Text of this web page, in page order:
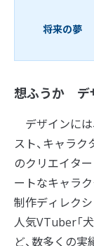
将来の夢
想ふうか デ
デザインに
スト、キャラ
のクリエイタ
ートなキャラ
制作ディレクシ
人気VTuber「
ど、数多くの実